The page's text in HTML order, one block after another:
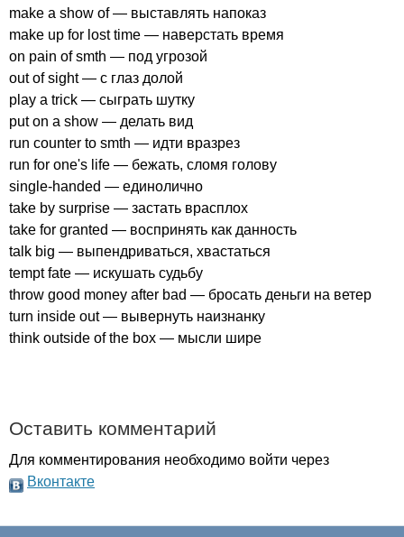
make a show of— выставлять напоказ
make up for lost time — наверстать время
on pain of smth — под угрозой
out of sight— с глаз долой
play a trick — сыграть шутку
put on a show — делать вид
run counter to smth — идти вразрез
run for one's life — бежать, сломя голову
single-handed — единолично
take by surprise — застать врасплох
take for granted — воспринять как данность
talk big — выпендриваться, хвастаться
tempt fate — искушать судьбу
throw good money after bad — бросать деньги на ветер
turn inside out— вывернуть наизнанку
think outside of the box — мысли шире
Оставить комментарий
Для комментирования необходимо войти через
Вконтакте